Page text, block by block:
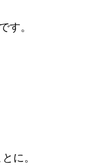
す。
に。